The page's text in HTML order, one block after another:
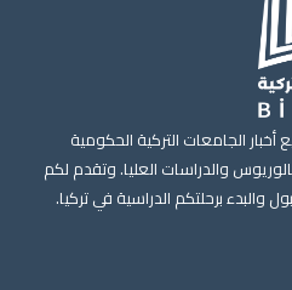
الجامعات التركية الحكومية
والدراسات العليا. وتقدم لكم
والبدء برحلتكم الدراسية في تركيا.